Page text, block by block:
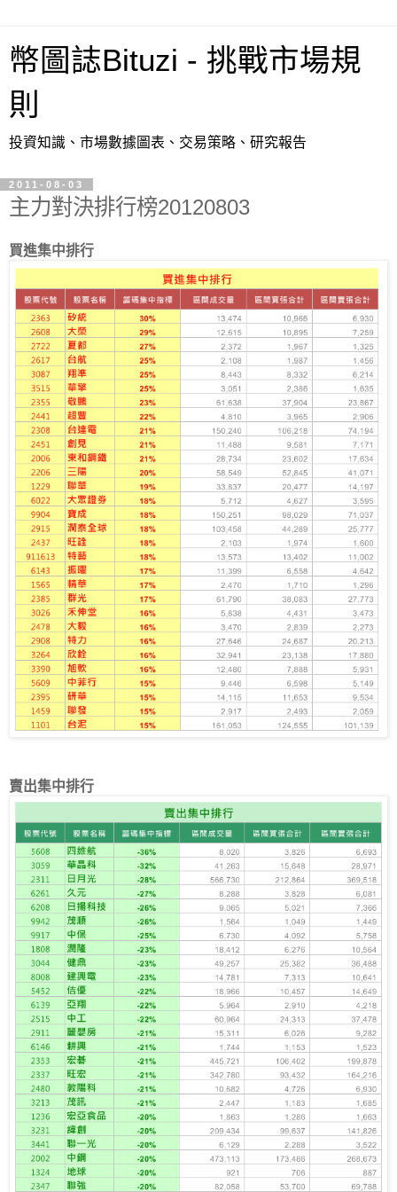
幣圖誌Bituzi - 挑戰市場規
則
投資知識、市場數據圖表、交易策略、研究報告
2011-08-03
主力對決排行榜20120803
買進集中排行
賣出集中排行